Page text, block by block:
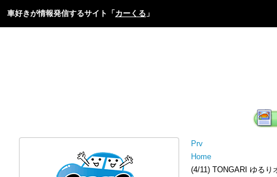
車好きが情報発信するサイト「 カーくる 」
Prv
Home
(4/11) TONGARI ゆるり